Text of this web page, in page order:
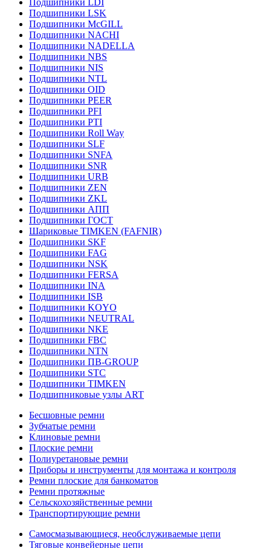
Подшипники LDI
Подшипники LSK
Подшипники McGILL
Подшипники NACHI
Подшипники NADELLA
Подшипники NBS
Подшипники NIS
Подшипники NTL
Подшипники OID
Подшипники PEER
Подшипники PFI
Подшипники PTI
Подшипники Roll Way
Подшипники SLF
Подшипники SNFA
Подшипники SNR
Подшипники URB
Подшипники ZEN
Подшипники ZKL
Подшипники АПП
Подшипники ГОСТ
Шариковые ТІMKEN (FAFNIR)
Подшипники SKF
Подшипники FAG
Подшипники NSK
Подшипники FERSA
Подшипники INA
Подшипники ISB
Подшипники KOYO
Подшипники NEUTRAL
Подшипники NKE
Подшипники FBC
Подшипники NTN
Подшипники ПВ-GROUP
Подшипники STC
Подшипники TIMKEN
Подшипниковые узлы ART
Бесшовные ремни
Зубчатые ремни
Клиновые ремни
Плоские ремни
Полиуретановые ремни
Приборы и инструменты для монтажа и контроля
Ремни плоские для банкоматов
Ремни протяжные
Сельскохозяйственные ремни
Транспортирующие ремни
Самосмазывающиеся, необслуживаемые цепи
Тяговые конвейерные цепи